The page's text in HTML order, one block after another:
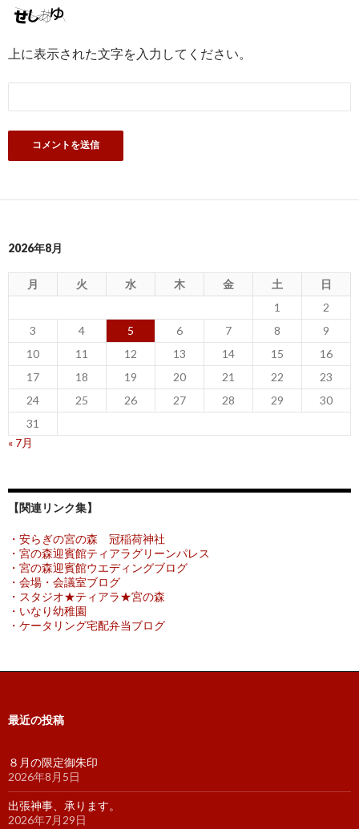
上に表示された文字を入力してください。
2026年8月
月 火 水 木 金 土
日
1
2
3
4 5 6 7 8
9
10
11 12 13 14 15
16
17
18 19 20 21 22
23
24
25 26 27 28 29
30
31
« 7月
【関連リンク集】
・安らぎの宮の森 冠稲荷神社
・宮の森迎賓館ティアラグリーンパレス
・宮の森迎賓館ウエディングブログ
・会場・会議室ブログ
・スタジオ★ティアラ★宮の森
・いなり幼稚園
・ケータリング宅配弁当ブログ
最近の投稿
８月の限定御朱印
2026年8月5日
出張神事、承ります。
2026年7月29日